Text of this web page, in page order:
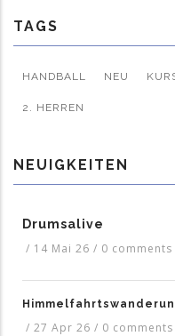
TAGS
HANDBALL NEU
2. HERREN
NEUIGKEITEN
Drumsalive
/ 14 Mai 26 / 0 comments
/ 27 Apr 26 / 0 comments